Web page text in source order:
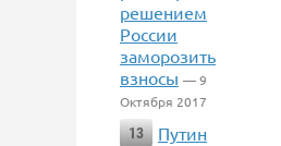
решением
России
заморозить
взносы — 9
Октября 2017
13
Путин